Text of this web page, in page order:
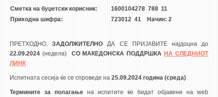
Сметка на буџетски корисник:
1600104278 788 11
Приходна шифра:
723012 41 Начин: 2
ПРЕТХОДНО,ЗАДОЛЖИТЕЛНОДА СЕ ПРИЈАВИТЕ најдоцна до
22.09.2024 (недела) СО МАКЕДОНСКА ПОДДРШКА НА СЛЕДНИОТ
ЛИНК
Испитната сесија ќе се спроведе на 25.09.2024 година (среда)
Термините за полагање на испитите ќе бидат објавени на web